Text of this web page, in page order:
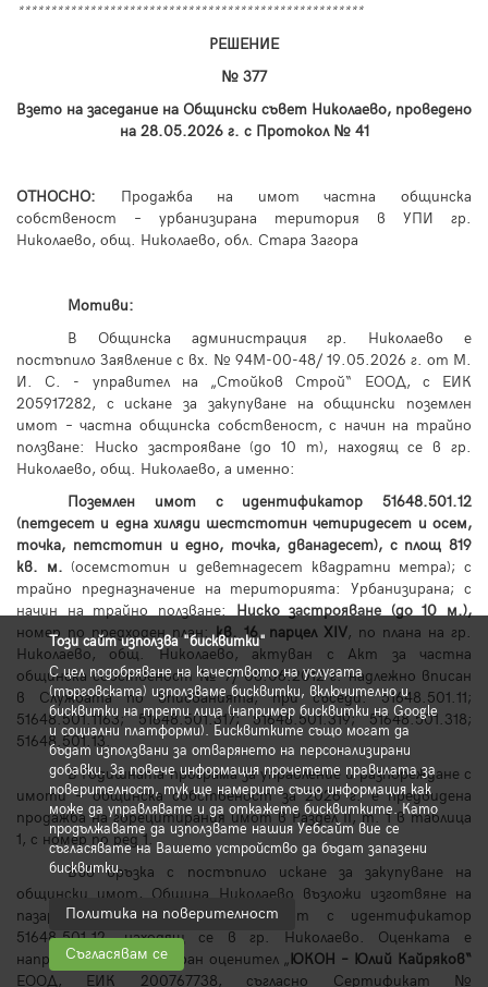
*****************************************************
РЕШЕНИЕ
№ 377
Взето на заседание на Общински съвет Николаево, проведено
на 28.05.2026 г. с Протокол №41
ОТНОСНО: Продажба на имот частна общинска
собственост – урбанизирана територия в УПИ гр.
Николаево, общ. Николаево, обл. Стара Загора
Мотиви:
В Общинска администрация гр. Николаево е
постъпило Заявление с вх. № 94М-00-48/ 19.05.2026 г. от М.
И. С. - управител на „Стойков Строй“ ЕООД, с ЕИК
205917282, с искане за закупуване на общински поземлен
имот – частна общинска собственост, с начин на трайно
ползване: Ниско застрояване (до 10 m), находящ се в гр.
Николаево, общ. Николаево, а именно:
Поземлен имот с идентификатор 51648.501.12
(петдесет и една хиляди шестстотин четиридесет и осем,
точка, петстотин и едно, точка, дванадесет), с площ 819
кв. м. (осемстотин и деветнадесет квадратни метра); с
трайно предназначение на територията: Урбанизирана; с
начин на трайно ползване: Ниско застрояване (до 10 м.),
номер по предходен план:кв. 16, парцел XIV, по плана на гр.
Николаево, общ. Николаево, актуван с Акт за частна
общинска собственост № 7/ 08.06.2012 г. надлежно вписан
в Службата по вписванията, при съседи: 51648.501.11;
51648.501.1163; 51648.501.317;51648.501.319; 51648.501.318;
51648.501.13.
В Годишната програма за управление и разпореждане с
имоти – общинска собственост за 2026г. е предвидена
продажба на горецитирания имот в Раздел II, т. 1 в таблица
1, с номер по ред1.
Във връзка с постъпило искане за закупуване на
общински имот, Община Николаево възложи изготвяне на
пазарна оценка за поземлен имот с идентификатор
51648.501.12, находящ се в гр. Николаево. Оценката е
направена от лицензиран оценител „ ЮКОН – Юлий Кайряков“
ЕООД, ЕИК 200767738, съгласно Сертификат №
Този сайт използва "бисквитки"
С цел подобряване на качеството на услугата
(търговската) използваме бисквитки, включително и
бисквитки на трети лица (например бисквитки на Google
и социални платформи). Бисквитките също могат да
бъдат използвани за отварянето на персонализирани
добавки. За повече информация прочетете правилата за
поверителност, тук ще намерите също информация как
може да управлявате и да откажете бисквитките. Като
продължавате да използвате нашия Уебсайт вие се
съгласявате на Вашето устройство да бъдат запазени
бисквитки.
Политика на поверителност
Съгласявам се